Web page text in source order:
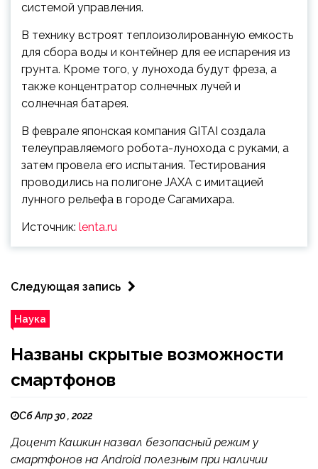
системой управления.
В технику встроят теплоизолированную емкость
для сбора воды и контейнер для ее испарения из
грунта. Кроме того, у лунохода будут фреза, а
также концентратор солнечных лучей и
солнечная батарея.
В феврале японская компания GITAI создала
телеуправляемого робота-лунохода с руками, а
затем провела его испытания. Тестирования
проводились на полигоне JAXA с имитацией
лунного рельефа в городе Сагамихара.
Источник: lenta.ru
Следующая запись
Наука
Названы скрытые возможности
смартфонов
Сб Апр 30 , 2022
Доцент Кашкин назвал безопасный режим у
смартфонов на Android полезным при наличии